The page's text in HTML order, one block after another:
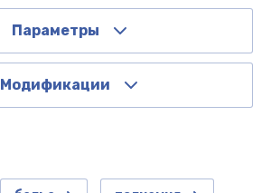
Параметры
Модификации